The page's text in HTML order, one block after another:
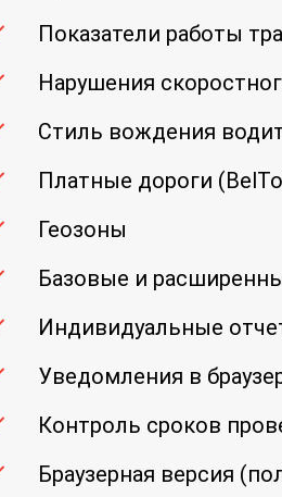
Показатели работы
Нарушения
Стиль вождения
Платные дороги
Геозоны
Базовые и
Индивидуальные
Уведомления в
Контроль сроков
Браузерная версия